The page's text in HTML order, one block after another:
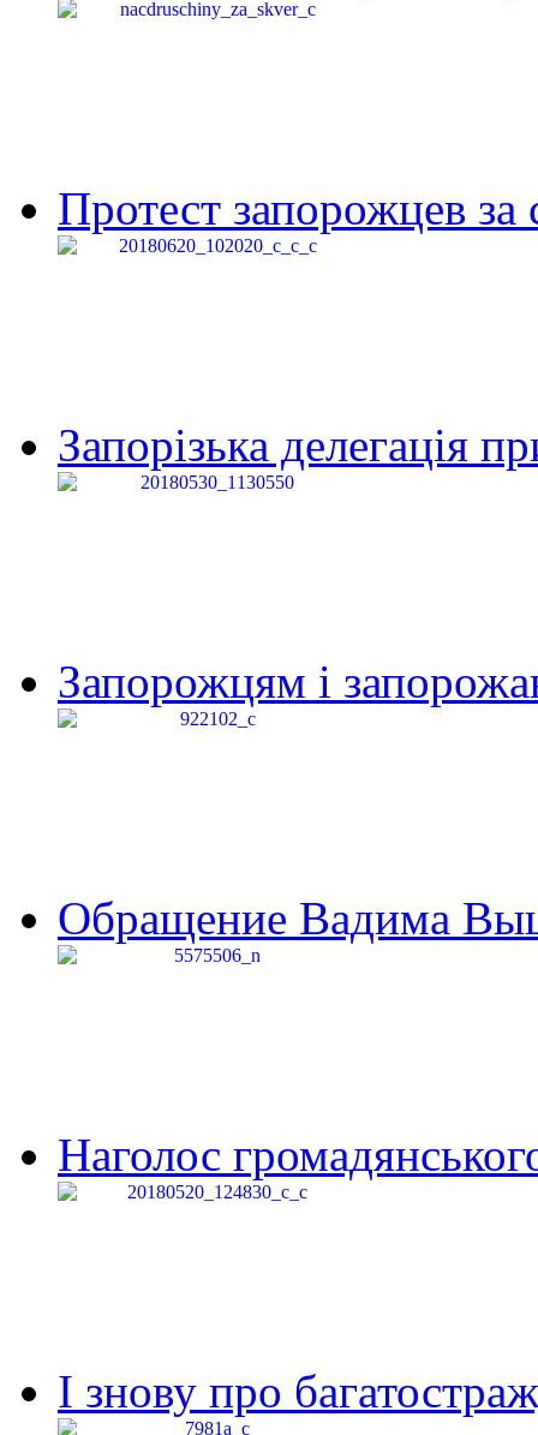
Протест запорожцев за
Запорізька делегація
Запорожцям і
Обращение Вадима
Наголос
І знову про